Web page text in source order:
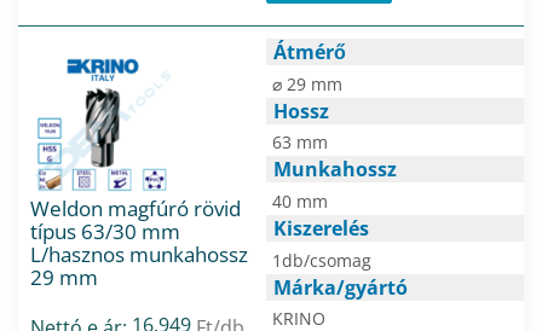
Weldon magfúró rövid
típus 63/30 mm
L/hasznos munkahossz
29 mm
16.949
Átmérő
⌀ 29 mm
Hossz
63 mm
Munkahossz
40 mm
Kiszerelés
1db/csomag
Márka/gyártó
KRINO